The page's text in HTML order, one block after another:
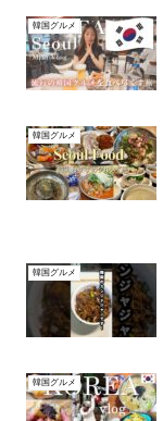
韓国グルメ
韓国グルメ
韓国グルメ
韓国グルメ